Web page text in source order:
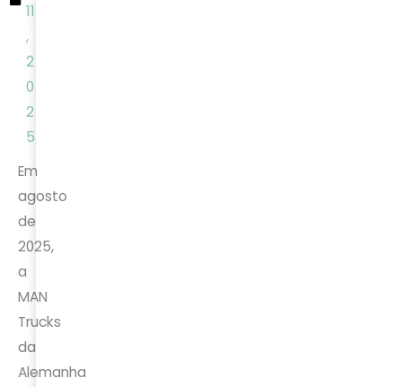
11
,
2
0
2
5
Em
agosto
de
2025,
a
MAN
Trucks
da
Alemanha